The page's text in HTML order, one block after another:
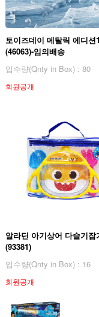
토이즈데이 메탈릭 에디션
(46063)-임의배송
입수량(Qnty in Box) : 80
회원공개
알라딘 아기상어 다슬기잡
(93381)
입수량(Qnty in Box) : 16
회원공개